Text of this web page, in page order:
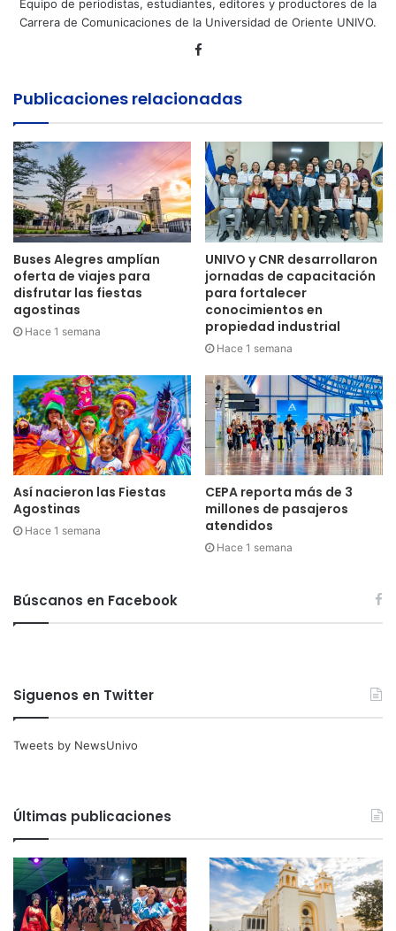
Equipo de periodistas, estudiantes, editores y productores de la
Carrera de Comunicaciones de la Universidad de Oriente UNIVO.
Facebook
Publicaciones relacionadas
Buses Alegres amplían
oferta de viajes para
disfrutar las fiestas
agostinas
Hace 1 semana
UNIVO y CNR desarrollaron
jornadas de capacitación
para fortalecer
conocimientos en
propiedad industrial
Hace 1 semana
Así nacieron las Fiestas
Agostinas
Hace 1 semana
CEPA reporta más de 3
millones de pasajeros
atendidos
Hace 1 semana
Búscanos en Facebook
Siguenos en Twitter
Tweets by NewsUnivo
Últimas publicaciones